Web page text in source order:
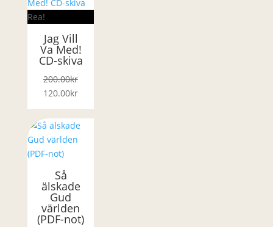
Rea!
Jag Vill
Va Med!
CD-skiva
200.00kr
Det
ursprungliga
priset
var:
200.00kr.
120.00krDet
nuvarande
priset
Så
älskade
Gud
världen
(PDF-not)